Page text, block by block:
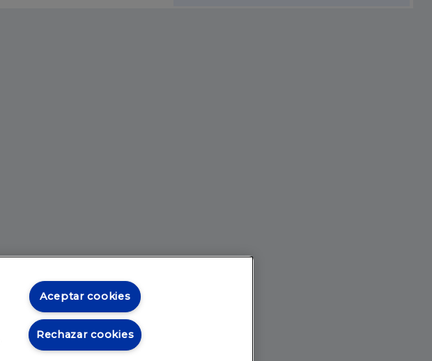
Aceptar cookies
Rechazar cookies